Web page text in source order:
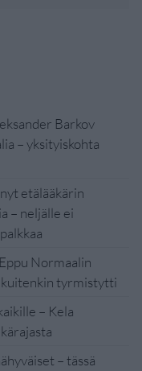
Barkov
– yksityiskohta
etälääkärin
– neljälle ei
Normaalin
kuitenkin tyrmistytti
– Kela
– tässä